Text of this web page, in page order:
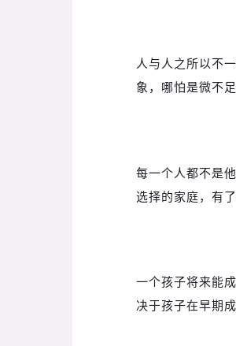
人与人之所以不
象，哪怕是微不
每一个人都不是
选择的家庭，有
一个孩子将来能
决于孩子在早期